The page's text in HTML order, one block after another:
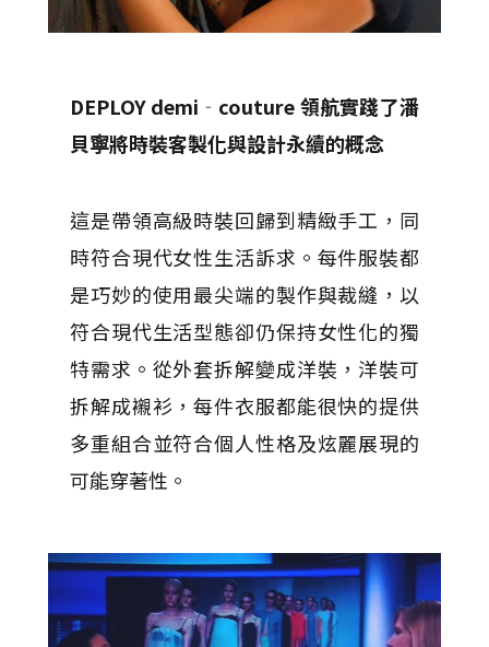
DEPLOY demi‐couture領航實踐了潘
貝寧將時裝客製化與設計永續的概念
這是帶領高級時裝回歸到精緻手工，同
時符合現代女性生活訴求。每件服裝都
是巧妙的使用最尖端的製作與裁縫，以
符合現代生活型態卻仍保持女性化的獨
特需求。從外套拆解變成洋裝，洋裝可
拆解成襯衫，每件衣服都能很快的提供
多重組合並符合個人性格及炫麗展現的
可能穿著性。